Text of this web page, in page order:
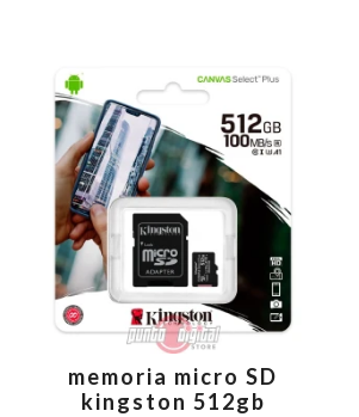
memoria micro SD
kingston 512gb